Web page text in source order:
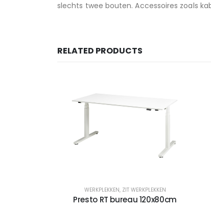
slechts twee bouten. Accessoires zoals
RELATED PRODUCTS
WERKPLEKKEN, ZIT WERKPLEKKEN
Presto RT bureau 120x80cm